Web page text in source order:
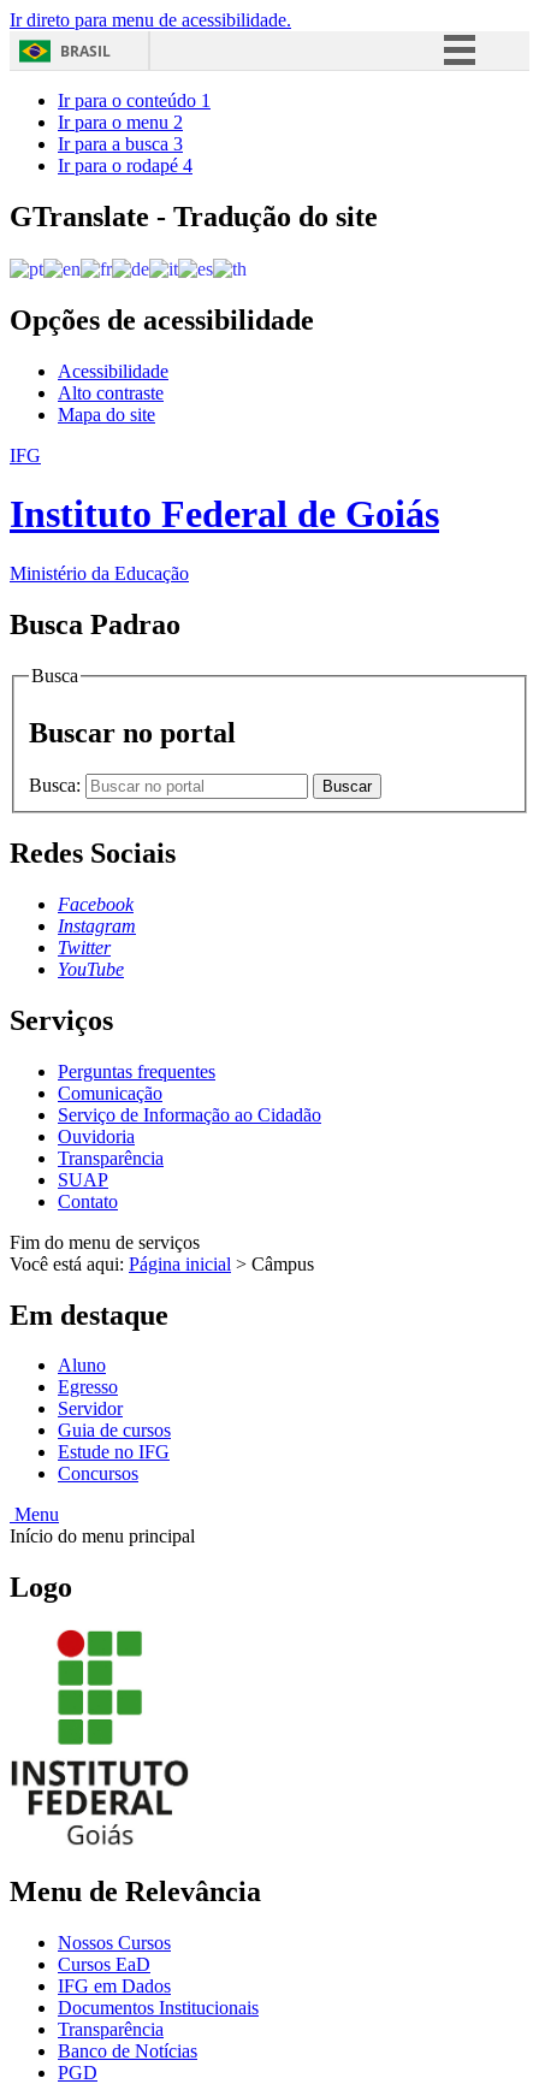
Ir direto para menu de acessibilidade.
BRASIL
Acesso à informação
Ir para o conteúdo 1
Ir para o menu 2
Ir para a busca 3
Ir para o rodapé 4
GTranslate - Tradução do site
Opções de acessibilidade
Acessibilidade
Alto contraste
Mapa do site
IFG
Instituto Federal de Goiás
Ministério da Educação
Busca Padrao
Busca
Buscar no portal
Busca: Buscar
Redes Sociais
Facebook
Instagram
Twitter
YouTube
Serviços
Perguntas frequentes
Comunicação
Serviço de Informação ao Cidadão
Ouvidoria
Transparência
SUAP
Contato
Fim do menu de serviços
Você está aqui: Página inicial > Câmpus
Em destaque
Aluno
Egresso
Servidor
Guia de cursos
Estude no IFG
Concursos
Menu
Início do menu principal
Logo
Menu de Relevância
Nossos Cursos
Cursos EaD
IFG em Dados
Documentos Institucionais
Transparência
Banco de Notícias
PGD